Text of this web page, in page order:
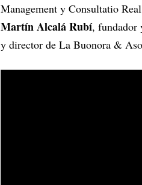
Management y Consultatio
Martín Alcalá Rubí,
y director de La Buonora &